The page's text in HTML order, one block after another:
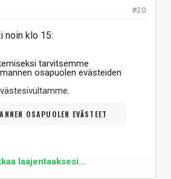
#20
noin klo 15:
tarvitsemme
osapuolen evästeiden
.
OSAPUOLEN EVÄSTEET
laajentaaksesi...